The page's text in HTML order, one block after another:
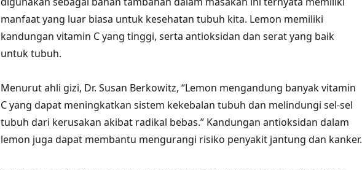
manfaat yang luar biasa untuk kesehatan tubuh kita. Lemon memiliki
kandungan vitamin C yang tinggi, serta antioksidan dan serat yang baik
untuk tubuh.
Menurut ahli gizi, Dr. Susan Berkowitz, “Lemon mengandung banyak vitamin
C yang dapat meningkatkan sistem kekebalan tubuh dan melindungi sel-sel
tubuh dari kerusakan akibat radikal bebas.” Kandungan antioksidan dalam
lemon juga dapat membantu mengurangi risiko penyakit jantung dan kanker.